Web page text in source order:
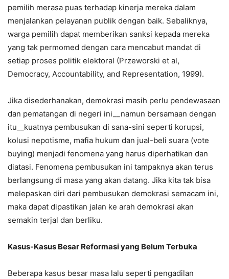
pemilih merasa puas terhadap kinerja mereka dalam
menjalankan pelayanan publik dengan baik. Sebaliknya,
warga pemilih dapat memberikan sanksi kepada mereka
yang tak permomed dengan cara mencabut mandat di
setiap proses politik elektoral (Przeworski et al,
Democracy, Accountability, and Representation, 1999).
Jika disederhanakan, demokrasi masih perlu pendewasaan
dan pematangan di negeri ini__namun bersamaan dengan
itu__kuatnya pembusukan di sana-sini seperti korupsi,
kolusi nepotisme, mafia hukum dan jual-beli suara (vote
buying) menjadi fenomena yang harus diperhatikan dan
diatasi. Fenomena pembusukan ini tampaknya akan terus
berlangsung di masa yang akan datang. Jika kita tak bisa
melepaskan diri dari pembusukan demokrasi semacam ini,
maka dapat dipastikan jalan ke arah demokrasi akan
semakin terjal dan berliku.
Kasus-Kasus Besar Reformasi yang Belum Terbuka
Beberapa kasus besar masa lalu seperti pengadilan